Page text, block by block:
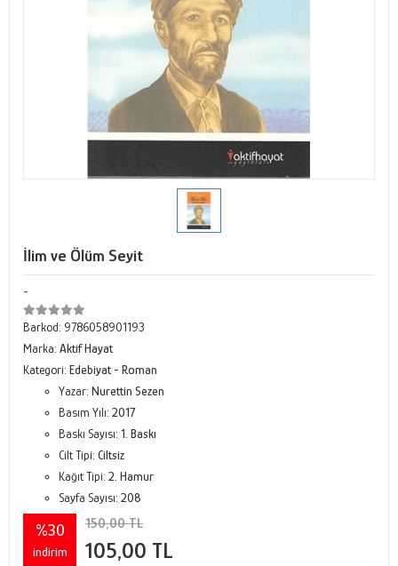
İlim ve Ölüm Seyit
-
Barkod: 9786058901193
Marka: Aktif Hayat
Kategori: Edebiyat - Roman
Yazar: Nurettin Sezen
Basım Yılı: 2017
Baskı Sayısı: 1. Baskı
Cilt Tipi: Ciltsiz
Kağıt Tipi: 2. Hamur
Sayfa Sayısı: 208
%30
indirim
150,00 TL
105,00 TL